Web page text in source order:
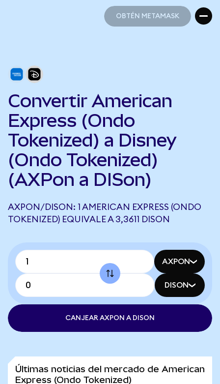
OBTÉN METAMASK
Convertir American
Express (Ondo
Tokenized) a Disney
(Ondo Tokenized)
(AXPon a DISon)
AXPON/DISON: 1 AMERICAN EXPRESS (ONDO
TOKENIZED) EQUIVALE A 3,3611 DISON
AXPON
DISON
CANJEAR AXPON A DISON
Últimas noticias del mercado de American
Express (Ondo Tokenized)